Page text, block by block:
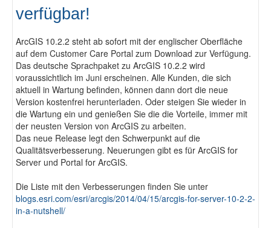
3D-Vermessung
Fotodokumentation
alta4 im Überblick
verfügbar!
ArcGIS 10.2.2 steht ab sofort mit der englischer Oberfläche
auf dem Customer Care Portal zum Download zur Verfügung.
Das deutsche Sprachpaket zu ArcGIS 10.2.2 wird
voraussichtlich im Juni erscheinen. Alle Kunden, die sich
aktuell in Wartung befinden, können dann dort die neue
Version kostenfrei herunterladen. Oder steigen Sie wieder in
die Wartung ein und genießen Sie die die Vorteile, immer mit
der neusten Version von ArcGIS zu arbeiten.
Das neue Release legt den Schwerpunkt auf die
Qualitätsverbesserung. Neuerungen gibt es für ArcGIS for
Server und Portal for ArcGIS.
Die Liste mit den Verbesserungen finden Sie unter
blogs.esri.com/esri/arcgis/2014/04/15/arcgis-for-server-10-2-2-
in-a-nutshell/